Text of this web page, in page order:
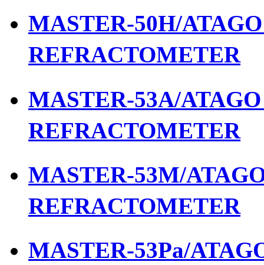
MASTER-50H/
REFRACTOMETER
MASTER-53A/
REFRACTOMETER
MASTER-53M/
REFRACTOMETER
MASTER-53Pa/